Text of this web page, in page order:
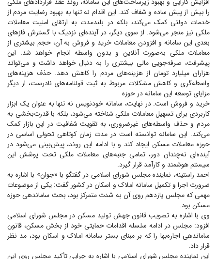
را بیش از پیش ساده و شفاف کند. این اقدام نه تنها به بهبود رضایت مردم از
خدمات دولتی کمک می‌کند، بلکه در بلندمدت به ارتقای امنیت معاملات
ملکی نیز منجر می‌شود. از سوی دیگر، در آینده‌ای نزدیک با گسترش فاز‌های
بعدی این سامانه و افزودن معاملات خرید و فروش به آن، حجم بیشتری از
معاملات ملکی به‌صورت آنلاین و بدون واسطه انجام خواهد شد. این
پیشرفت، صرفه‌جویی مالی بیشتری را به دنبال خواهد داشت و می‌تواند
هزاران میلیارد تومان از هزینه‌های مردم را کاهش دهد. حذف هزینه‌های
واسطه‌گری و کاهش مشکلات مربوط به ثبت قولنامه‌های نادرست، از دیگر
مزایای توسعه این سامانه در حوزه
خرید و فروش است. در نهایت، سامانه خودنویس نه تنها به عنوان یک ابزار
کاربردی برای تسهیل معاملات ملکی شناخته می‌شود، بلکه با قدرت‌بخشی به
مردم و حذف واسطه‌های غیرضروری، به تقویت شفافیت در این بازار کمک
می‌کند. این سامانه توانسته است در مدت زمان کوتاهی تحولی اساسی در
حوزه معاملات مسکن ایجاد کند و با ادامه این روند، پیش‌بینی می‌شود در
آینده‌ای نه‌چندان دور، تمامی جنبه‌های معاملات ملکی تحت پوشش این
سیستم هوشمند و کارآمد قرار گیرد.
احمد راستینه، نماینده مجلس شورای اسلامی در گفتگو با «جوان» با اشاره به
ضرورت اجرا و تکمیل سامانه املاک و اسکان در کشور گفت: یکی از موضوعات
مهمی که مجلس یازدهم روی آن به شدت متمرکز بود، بحث ساماندهی حوزه
مسکن بود.
وی با اشاره به تصویب قانون جهش تولید مسکن در مجلس شورای اسلامی
افزود: مجلس در ادامه سلسله اقدامات حمایتی خود از بخش مسکن، قانون
ساماندهی اجاره‌بها را که بر مبنای بستر سامانه املاک و اسکان بود، مد نظر
قرار داد.
این نماینده مجلس شورای اسلامی با اشاره به چرایی تأکید مجلس روی این